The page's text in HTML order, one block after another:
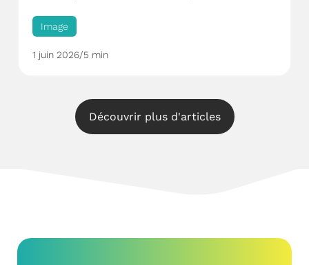
Image
1 juin 2026/5 min
Découvrir plus d'articles